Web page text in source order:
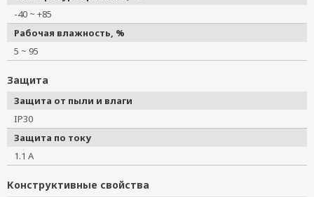
-40 ~ +85
Рабочая влажность, %
5 ~ 95
Защита
Защита от пыли и влаги
IP30
Защита по току
1.1 А
Конструктивные свойства